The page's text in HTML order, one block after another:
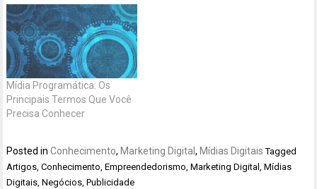
Mídia Programática: Os
Principais Termos Que Você
Precisa Conhecer
Posted inConhecimento, Marketing Digital, Mídias Digitais Tagged
Artigos ,Conhecimento ,Empreendedorismo ,Marketing Digital ,Mídias
Digitais ,Negócios ,Publicidade